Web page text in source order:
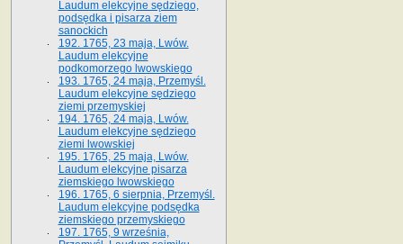
Laudum elekcyjne sędziego,
podsędka i pisarza ziem
sanockich
192. 1765, 23 maja, Lwów.
Laudum elekcyjne
podkomorzego lwowskiego
193. 1765, 24 maja, Przemyśl.
Laudum elekcyjne sędziego
ziemi przemyskiej
194. 1765, 24 maja, Lwów.
Laudum elekcyjne sędziego
ziemi lwowskiej
195. 1765, 25 maja, Lwów.
Laudum elekcyjne pisarza
ziemskiego lwowskiego
196. 1765, 6 sierpnia, Przemyśl.
Laudum elekcyjne podsędka
ziemskiego przemyskiego
197. 1765, 9 września,